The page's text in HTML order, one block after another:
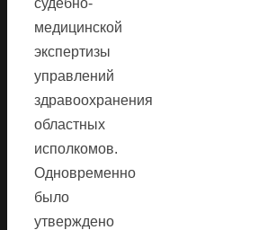
медицинской
экспертизы
управлений
здравоохранения
областных
исполкомов.
Одновременно
было
утверждено